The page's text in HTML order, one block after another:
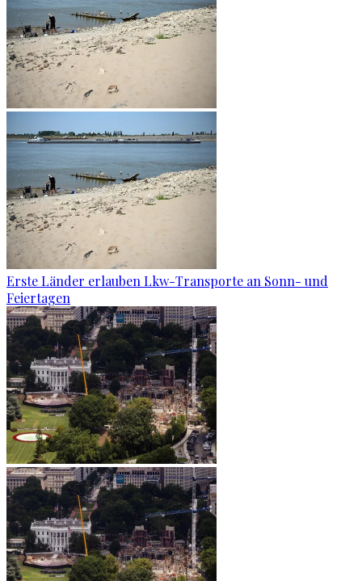
Erste Länder erlauben Lkw-Transporte an Sonn- und
Feiertagen